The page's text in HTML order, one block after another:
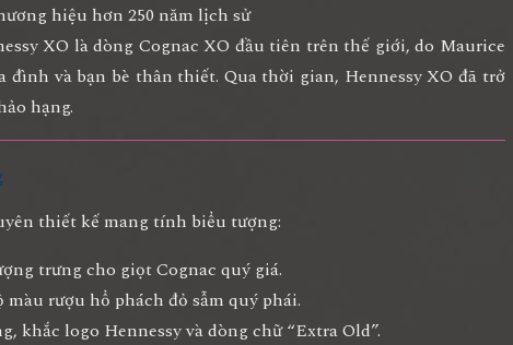
hiệu hơn 250 năm lịch sử
XO là dòng Cognac XO đầu tiên trên thế giới, do Maurice
đình và bạn bè thân thiết. Qua thời gian, Hennessy XO đã trở
hạng.
thiết kế mang tính biểu tượng:
trưng cho giọt Cognac quý giá.
rượu hổ phách đỏ sẫm quý phái.
khắc logo Hennessy và dòng chữ “Extra Old”.